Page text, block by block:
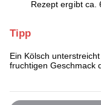
Rezept ergibt ca.
Tipp
Ein Kölsch
fruchtigen Geschmack